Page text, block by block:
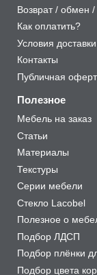
Возврат / обмен /
Как оплатить?
Условия
Контакты
Публичная
Полезное
Мебель на заказ
Статьи
Материалы
Текстуры
Серии мебели
Стекло Lacobel
Полезное о
Подбор ЛДСП
Подбор плёнки
Подбор цвета